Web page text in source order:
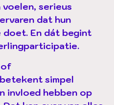
serieus
dat hun
En dát begint
of
simpel
invloed hebben op